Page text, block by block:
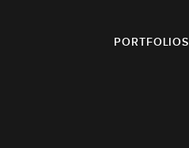
PORTFOLIOS